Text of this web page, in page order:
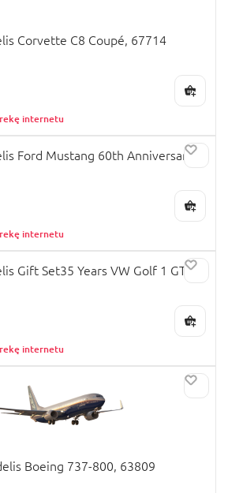
Corvette C8 Coupé, 67714
internetu
Ford Mustang 60th Anniversary,
internetu
Gift Set35 Years VW Golf 1 GTi
internetu
Boeing 737-800, 63809